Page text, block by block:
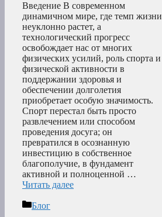
Введение В современном
динамичном мире, где темп жизни
неуклонно растет, а
технологический прогресс
освобождает нас от многих
физических усилий, роль спорта и
физической активности в
поддержании здоровья и
обеспечении долголетия
приобретает особую значимость.
Спорт перестал быть просто
развлечением или способом
проведения досуга; он
превратился в осознанную
инвестицию в собственное
благополучие, в фундамент
активной и полноценной …
Читать далее
Рубрики
Блог